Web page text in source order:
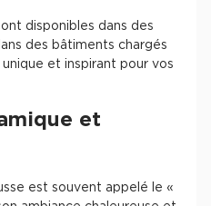
disponibles dans des
des bâtiments chargés
et inspirant pour vos
et
est souvent appelé le «